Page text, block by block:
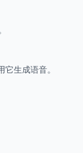
生成语音。